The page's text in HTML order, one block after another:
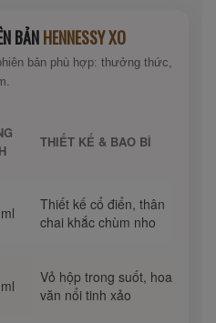
BẢNHENNESSY XO
bản phù hợp: thưởng thức,
THIẾT KẾ & BAO BÌ
Thiết kế cổ điển, thân
chai khắc chùm nho
Vỏ hộp trong suốt, hoa
văn nổi tinh xảo